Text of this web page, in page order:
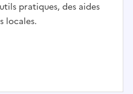
pratiques, des aides
locales.